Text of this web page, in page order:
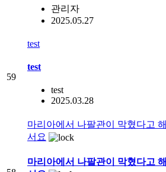
관리자
2025.05.27
59
test
test
test
2025.03.28
마리아에서 나팔관이 막혔다고 해
서요
마리아에서 나팔관이 막혔다고 해